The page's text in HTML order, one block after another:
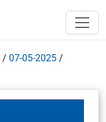
/ 07-05-2025 /